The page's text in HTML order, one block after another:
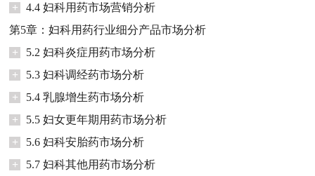
+
4.4 妇科用药市场营销分析
第5章：妇科用药行业细分产品市场分析
+
5.2 妇科炎症用药市场分析
+
5.3 妇科调经药市场分析
+
5.4 乳腺增生药市场分析
+
5.5 妇女更年期用药市场分析
+
5.6 妇科安胎药市场分析
+
5.7 妇科其他用药市场分析